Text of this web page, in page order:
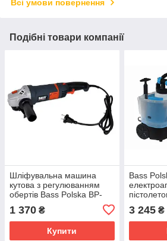
Всі умови повернення
Подібні товари компанії
Шліфувальна машина
кутова з регулюванням
обертів Bass Polska BP-
1 370 ₴
Купити
Bass
3 245₴